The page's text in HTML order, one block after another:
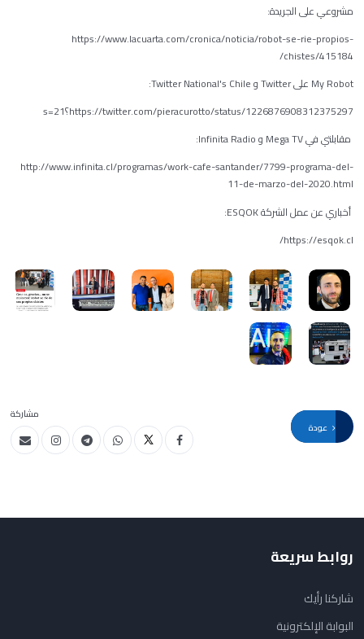
مشروعي على الجريدة:
https://www.lacuarta.com/cronica/noticia/robot-se-rie-propios-
chistes/415184/
My Robot على Twitter و Twitter National's Chile:
https://twitter.com/pieracurotto/status/1226876908312375297؟s=21
مقابلتي في Mega TV و Infinita Radio:
http://www.infinita.cl/programas/work-cafe-santander/7799-programa-del-
11-de-marzo-del-2020.html
أخباري عن عمل الشركة ESQOK:
https://esqok.cl/
مشاركة
روابط سريعة
شاركنا رأيك
البوابة الإلكترونية